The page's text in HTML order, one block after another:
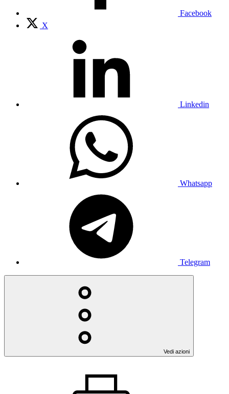
Facebook
X
Linkedin
Whatsapp
Telegram
Vedi azioni